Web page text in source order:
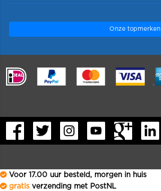
Onze topmerken
.
Voor 17.00 uur besteld, morgen in huis
gratis verzending met PostNL